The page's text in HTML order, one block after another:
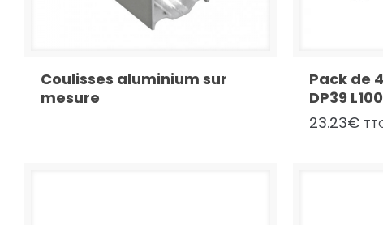
Coulisses aluminium sur
mesure
Pack de
DP39
23.23€